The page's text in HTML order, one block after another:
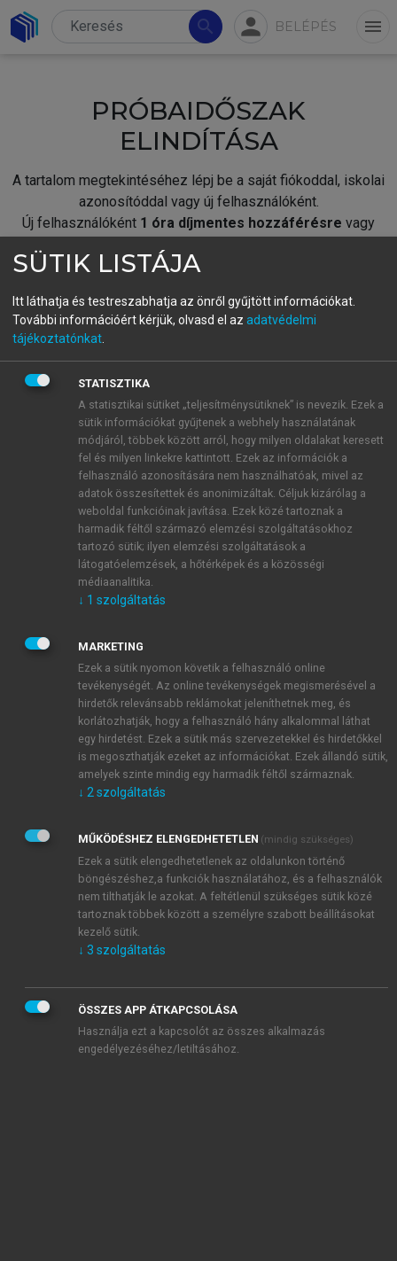
search person BELÉPÉS menu
PRÓBAIDŐSZAK
ELINDÍTÁSA
A tartalom megtekintéséhez lépj be a saját fiókoddal, iskolai
azonosítóddal vagy új felhasználóként.
Új felhasználóként 1 óra díjmentes hozzáférésre vagy
fiókoddal,vagy hozz létre új fiókot.
A regisztráció után apróbaidőszakautomatikusan
BELÉPÉS SAJÁT FIÓKKAL
ÚJ FIÓK LÉTREHOZÁSA
1 óra díjmentes hozzáférés
E-MAIL-CÍM
JELSZÓ
JELSZÓ ÚJRA
Kérek értesítést a MeRSZ újdonságairól, akcióiról.
Kérek értesítést az Akadémiai Kiadó Zrt. újdonságairól,
Adatkezelési tájékoztatóbanfoglaltakat tudomásul
veszem és elfogadom.
Általános vásárlási feltételeket, valamint a szotar.netés a
mersz.huoldalak licencszerződéseiben foglaltakat
tudomásul veszem és elfogadom.
KIPRÓBÁLOM
SÜTIK LISTÁJA
Itt láthatja és testreszabhatja az önről gyűjtött információkat.
További információért kérjük, olvasd el az adatvédelmi
tájékoztatónkat
STATISZTIKA
A statisztikai sütiket „teljesítménysütiknek” is nevezik. Ezek a
sütik információkat gyűjtenek a webhely használatának
módjáról, többek között arról, hogy milyen oldalakat keresett
fel és milyen linkekre kattintott. Ezek az információk a
felhasználó azonosítására nem használhatóak, mivel az
adatok összesítettek és anonimizáltak. Céljuk kizárólag a
weboldal funkcióinak javítása. Ezek közé tartoznak a
harmadik féltől származó elemzési szolgáltatásokhoz
tartozó sütik; ilyen elemzési szolgáltatások a
látogatóelemzések, a hőtérképek és a közösségi
médiaanalitika.
↓ 1 szolgáltatás
MARKETING
Ezek a sütik nyomon követik a felhasználó online
tevékenységét. Az online tevékenységek megismerésével a
hirdetők relevánsabb reklámokat jeleníthetnek meg, és
korlátozhatják, hogy a felhasználó hány alkalommal láthat
egy hirdetést. Ezek a sütik más szervezetekkel és hirdetőkkel
is megoszthatják ezeket az információkat. Ezek állandó sütik,
amelyek szinte mindig egy harmadik féltől származnak.
↓ 2 szolgáltatás
MŰKÖDÉSHEZ ELENGEDHETETLEN (mindig szükséges)
Ezek a sütik elengedhetetlenek az oldalunkon történő
böngészéshez,a funkciók használatához, és a felhasználók
nem tilthatják le azokat. A feltétlenül szükséges sütik közé
tartoznak többek között a személyre szabott beállításokat
kezelő sütik.
↓ 3 szolgáltatás
ÖSSZES APP ÁTKAPCSOLÁSA
Használja ezt a kapcsolót az összes alkalmazás
engedélyezéséhez/letiltásához.